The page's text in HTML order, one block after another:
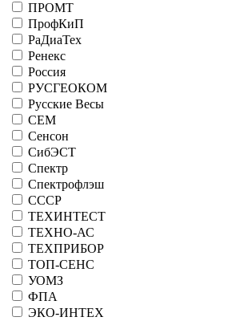
ПРОМТ
ПрофКиП
РаДиаТех
Ренекс
Россия
РУСГЕОКОМ
Русские Весы
СЕМ
Сенсон
СибЭСТ
Спектр
Спектрофлэш
СССР
ТЕХИНТЕСТ
ТЕХНО-АС
ТЕХПРИБОР
ТОП-СЕНС
УОМЗ
ФПА
ЭКО-ИНТЕХ